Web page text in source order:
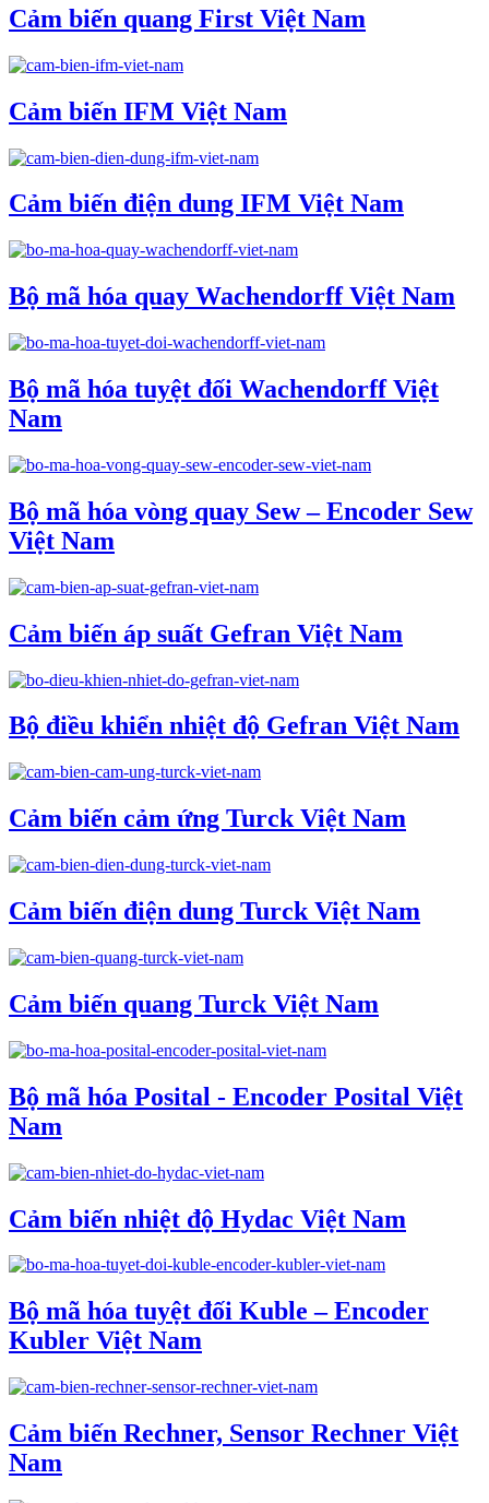
Cảm biến quang First Việt Nam
Cảm biến IFM Việt Nam
Cảm biến điện dung IFM Việt Nam
Bộ mã hóa quay Wachendorff Việt Nam
Bộ mã hóa tuyệt đối Wachendorff Việt
Nam
Bộ mã hóa vòng quay Sew – Encoder Sew
Việt Nam
Cảm biến áp suất Gefran Việt Nam
Bộ điều khiển nhiệt độ Gefran Việt Nam
Cảm biến cảm ứng Turck Việt Nam
Cảm biến điện dung Turck Việt Nam
Cảm biến quang Turck Việt Nam
Bộ mã hóa Posital - Encoder Posital Việt
Nam
Cảm biến nhiệt độ Hydac Việt Nam
Bộ mã hóa tuyệt đối Kuble – Encoder
Kubler Việt Nam
Cảm biến Rechner, Sensor Rechner Việt
Nam